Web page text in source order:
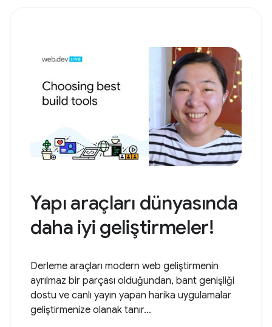
Yapı araçları dünyasında
daha iyi geliştirmeler!
Derleme araçları modern web geliştirmenin
ayrılmaz bir parçası olduğundan, bant genişliği
dostu ve canlı yayın yapan harika uygulamalar
geliştirmenize olanak tanır...